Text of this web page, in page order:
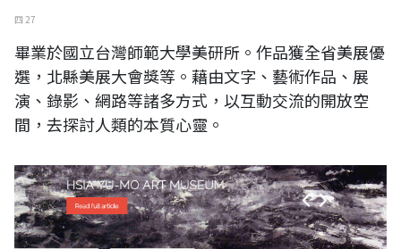
四 27
畢業於國立台灣師範大學美研所。作品獲全省美展優
選，北縣美展大會獎等。藉由文字、藝術作品、展
演、錄影、網路等諸多方式，以互動交流的開放空
間，去探討人類的本質心靈。